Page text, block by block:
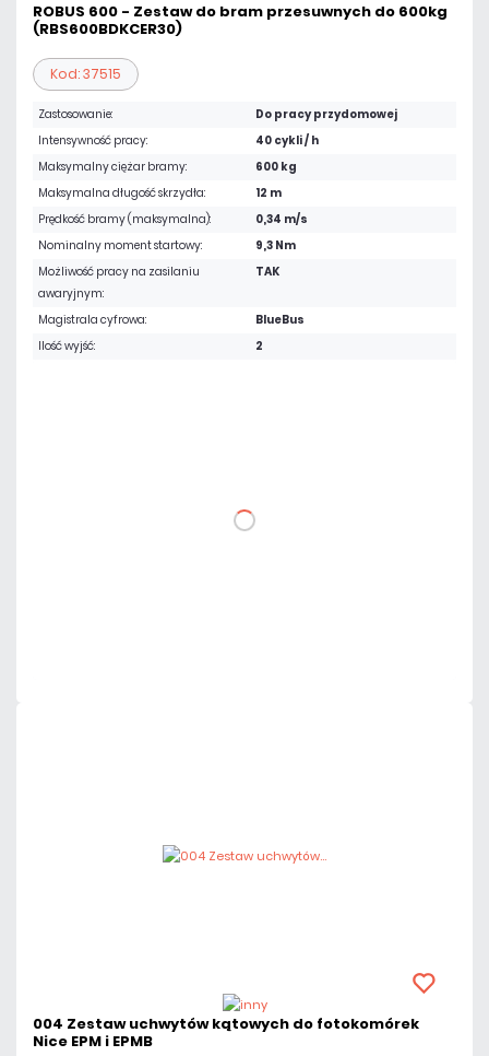
ROBUS 600 - Zestaw do bram przesuwnych do 600kg
(RBS600BDKCER30)
Kod: 37515
Zastosowanie:
Do pracy przydomowej
Intensywność pracy:
40 cykli / h
Maksymalny ciężar bramy:
600 kg
Maksymalna długość skrzydła:
12 m
Prędkość bramy (maksymalna):
0,34 m/s
Nominalny moment startowy:
9,3 Nm
Możliwość pracy na zasilaniu
awaryjnym:
TAK
Magistrala cyfrowa:
BlueBus
Ilość wyjść:
2
DO KOSZYKA
004 Zestaw uchwytów kątowych do fotokomórek
Nice EPM i EPMB